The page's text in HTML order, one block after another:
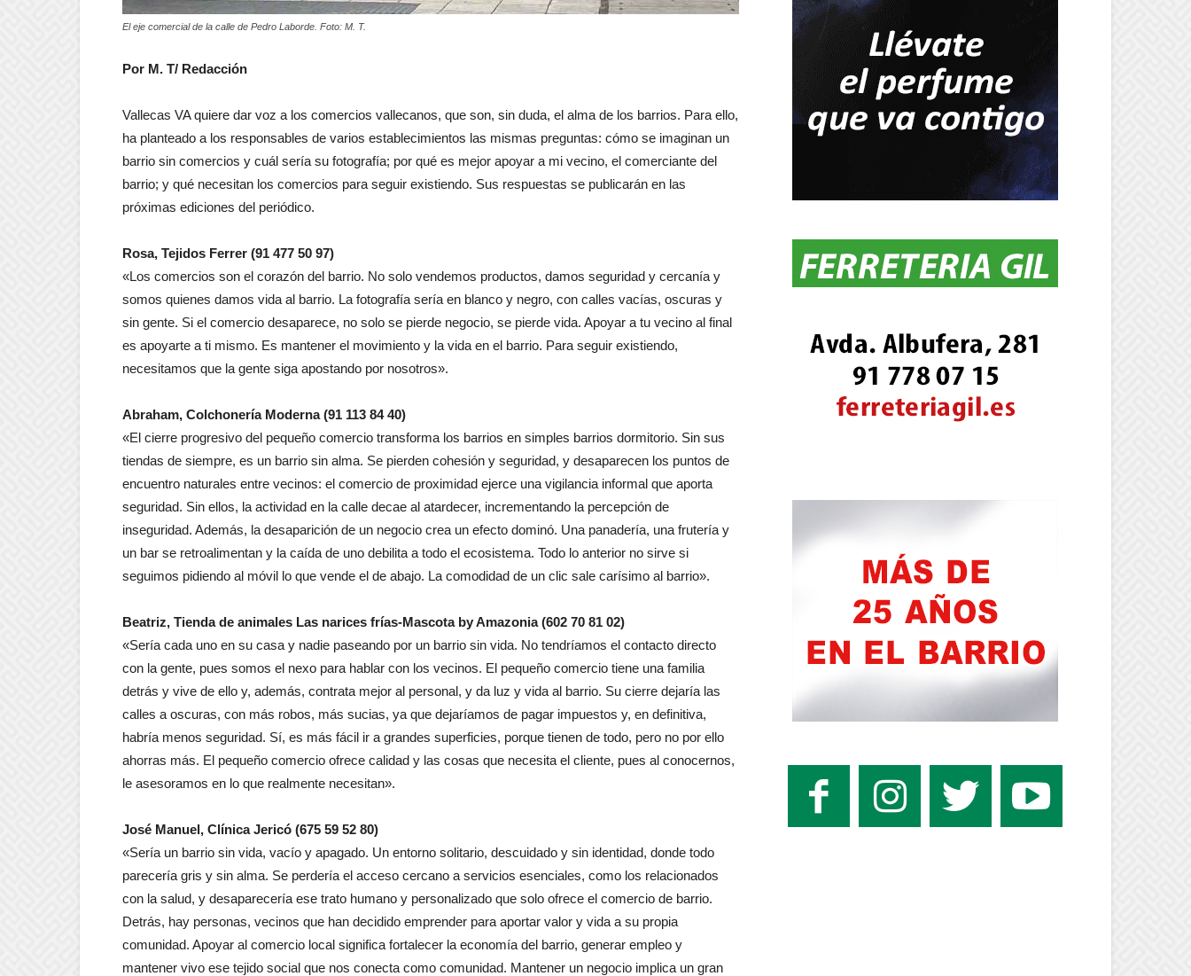
El eje comercial de la calle de Pedro Laborde. Foto: M. T.
Por M. T/ Redacción
Vallecas VA quiere dar voz a los comercios vallecanos, que son, sin duda, el alma de los barrios. Para ello,
ha planteado a los responsables de varios establecimientos las mismas preguntas: cómo se imaginan un
barrio sin comercios y cuál sería su fotografía; por qué es mejor apoyar a mi vecino, el comerciante del
barrio; y qué necesitan los comercios para seguir existiendo. Sus respuestas se publicarán en las
próximas ediciones del periódico.
Rosa, Tejidos Ferrer (91 477 50 97)
«Los comercios son el corazón del barrio. No solo vendemos productos, damos seguridad y cercanía y
somos quienes damos vida al barrio. La fotografía sería en blanco y negro, con calles vacías, oscuras y
sin gente. Si el comercio desaparece, no solo se pierde negocio, se pierde vida. Apoyar a tu vecino al final
es apoyarte a ti mismo. Es mantener el movimiento y la vida en el barrio. Para seguir existiendo,
necesitamos que la gente siga apostando por nosotros».
Abraham, Colchonería Moderna (91 113 84 40)
«El cierre progresivo del pequeño comercio transforma los barrios en simples barrios dormitorio. Sin sus
tiendas de siempre, es un barrio sin alma. Se pierden cohesión y seguridad, y desaparecen los puntos de
encuentro naturales entre vecinos: el comercio de proximidad ejerce una vigilancia informal que aporta
seguridad. Sin ellos, la actividad en la calle decae al atardecer, incrementando la percepción de
inseguridad. Además, la desaparición de un negocio crea un efecto dominó. Una panadería, una frutería y
un bar se retroalimentan y la caída de uno debilita a todo el ecosistema. Todo lo anterior no sirve si
seguimos pidiendo al móvil lo que vende el de abajo. La comodidad de un clic sale carísimo al barrio».
Beatriz, Tienda de animales Las narices frías-Mascota by Amazonia (602 70 81 02)
«Sería cada uno en su casa y nadie paseando por un barrio sin vida. No tendríamos el contacto directo
con la gente, pues somos el nexo para hablar con los vecinos. El pequeño comercio tiene una familia
detrás y vive de ello y, además, contrata mejor al personal, y da luz y vida al barrio. Su cierre dejaría las
calles a oscuras, con más robos, más sucias, ya que dejaríamos de pagar impuestos y, en definitiva,
habría menos seguridad. Sí, es más fácil ir a grandes superficies, porque tienen de todo, pero no por ello
ahorras más. El pequeño comercio ofrece calidad y las cosas que necesita el cliente, pues al conocernos,
le asesoramos en lo que realmente necesitan».
José Manuel, Clínica Jericó (675 59 52 80)
«Sería un barrio sin vida, vacío y apagado. Un entorno solitario, descuidado y sin identidad, donde todo
parecería gris y sin alma. Se perdería el acceso cercano a servicios esenciales, como los relacionados
con la salud, y desaparecería ese trato humano y personalizado que solo ofrece el comercio de barrio.
Detrás, hay personas, vecinos que han decidido emprender para aportar valor y vida a su propia
comunidad. Apoyar al comercio local significa fortalecer la economía del barrio, generar empleo y
mantener vivo ese tejido social que nos conecta como comunidad. Mantener un negocio implica un gran